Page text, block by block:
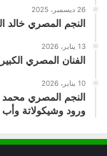
26 ديسمبر، 2025
النجم المصري خالد
13 يناير، 2026
الفنان المصري
10 يناير، 2026
النجم المصري
ورود وشيكولاتة